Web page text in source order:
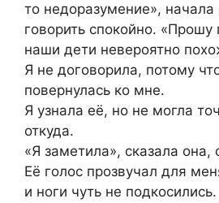
то недоразумение», начала
говорить спокойно.
наши дети невероятно
Я не договорила, потому
повернулась ко мне.
Я узнала её, но не могла
откуда.
«Я заметила», сказала она,
Её голос прозвучал для
и ноги чуть не подкосились.